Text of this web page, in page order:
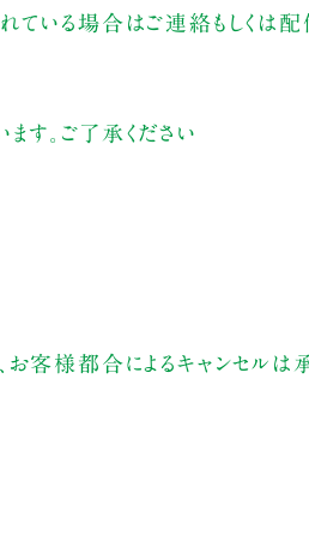
いる場合はご連絡もしくは配
す。ご了承ください
様都合によるキャンセルは承